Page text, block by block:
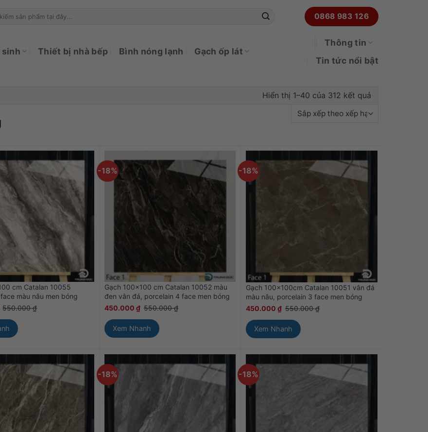
0868 983 126
Thiết bị nhà bếp Bình nóng lạnh Gạch ốp lát
Thông tin
Tin tức nổi bật
Hiển thị 1–40 của 312 kết quả
cm Catalan 10055
màu nâu men bóng
550.000₫
-18%
Gạch 100×100 cm Catalan 10052 màu
đen vân đá, porcelain 4 face men bóng
450.000₫ 550.000₫
Xem Nhanh
-18%
Gạch 100x100cm Catalan 10051 vân đá
màu nâu, porcelain 3 face men bóng
450.000 ₫ 550.000₫
Xem Nhanh
-18% -18%